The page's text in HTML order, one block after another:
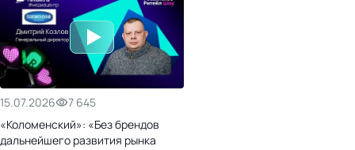
15.07.2026
7 645
«Коломенский»: «Без брендов
дальнейшего развития рынка